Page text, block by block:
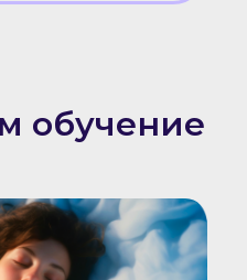
обучение